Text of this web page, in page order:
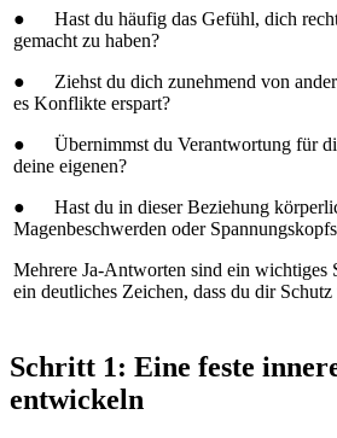
● Hast du häufig das Gefühl, dich
gemacht zu haben?
● Ziehst du dich zunehmend von
es Konflikte erspart?
● Übernimmst du Verantwortung für
deine eigenen?
● Hast du in dieser Beziehung
Magenbeschwerden oder
Mehrere Ja-Antworten sind ein wichtiges
ein deutliches Zeichen, dass du dir
Schritt 1: Eine feste
entwickeln